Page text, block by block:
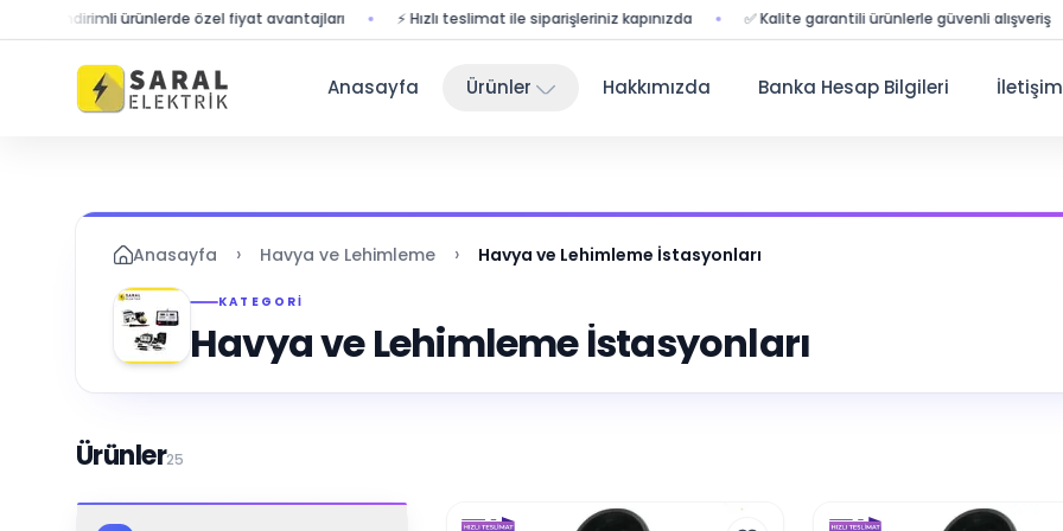
ürünlerde özel fiyat avantajları ⚡ Hızlı teslimat ile siparişleriniz kapınızda ✅ Kalite garantili ürünlerle güvenli alışveriş 🔒
Anasayfa Ürünler Hakkımızda Banka Hesap Bilgileri İletişim
Anasayfa › Havya ve Lehimleme › Havya ve Lehimleme İstasyonları
KATEGORI
Havya ve Lehimleme İstasyonları
Ürünler25